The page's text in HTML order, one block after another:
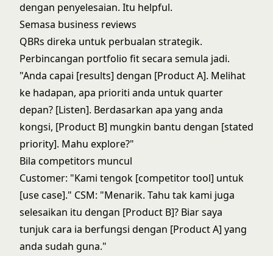
dengan penyelesaian. Itu helpful.
Semasa business reviews
QBRs direka untuk perbualan strategik.
Perbincangan portfolio fit secara semula jadi.
"Anda capai [results] dengan [Product A]. Melihat
ke hadapan, apa prioriti anda untuk quarter
depan? [Listen]. Berdasarkan apa yang anda
kongsi, [Product B] mungkin bantu dengan [stated
priority]. Mahu explore?"
Bila competitors muncul
Customer: "Kami tengok [competitor tool] untuk
[use case]." CSM: "Menarik. Tahu tak kami juga
selesaikan itu dengan [Product B]? Biar saya
tunjuk cara ia berfungsi dengan [Product A] yang
anda sudah guna."